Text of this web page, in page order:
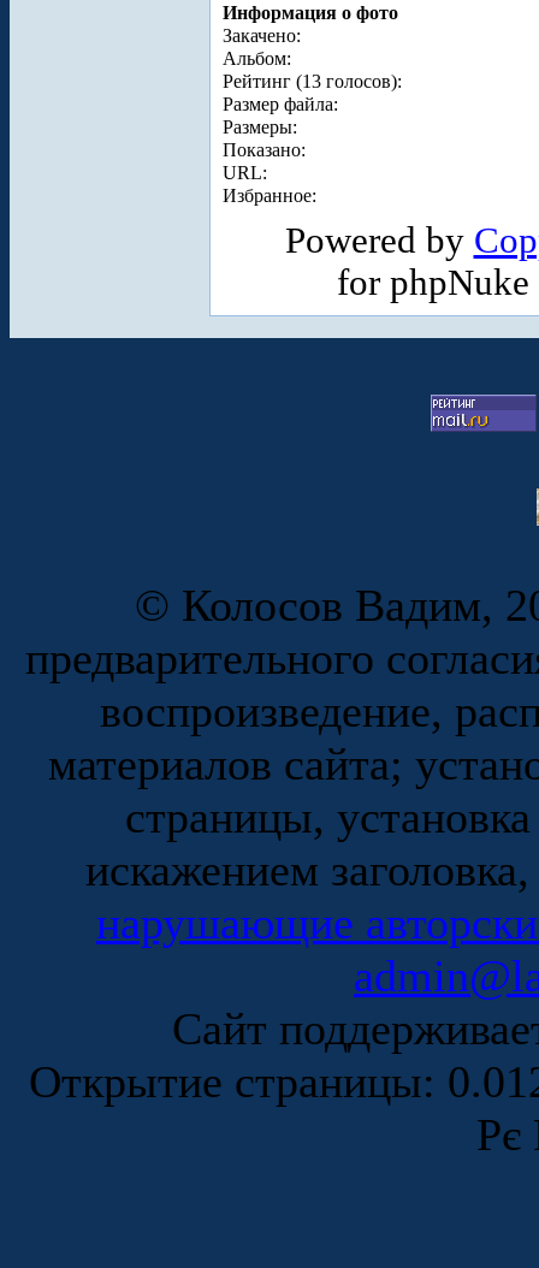
Информация о фото
Закачено:
Альбом:
Рейтинг (13 голосов):
Размер файла:
Размеры:
Показано:
URL:
Избранное:
Powered by
for
© Колосов Вадим,
предварительного
воспроизведение,
материалов сайта;
страницы,
искажением
нарушающие
Сайт
Открытие страницы:
Рє